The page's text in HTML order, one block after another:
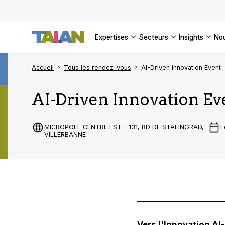
expertises secteurs insights
VOIR
VOIR
Accueil Tous les rendez-vous AI-Driven Innovation Event
AI-Driven Innovation
MICROPOLE CENTRE EST - 131, BD DE STALINGRAD,
VILLERBANNE